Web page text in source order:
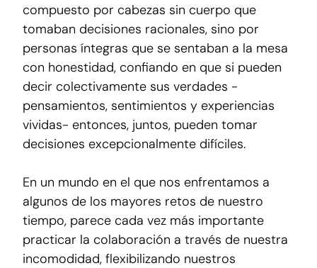
compuesto por cabezas sin cuerpo que
tomaban decisiones racionales, sino por
personas íntegras que se sentaban a la mesa
con honestidad, confiando en que si pueden
decir colectivamente sus verdades -
pensamientos, sentimientos y experiencias
vividas- entonces, juntos, pueden tomar
decisiones excepcionalmente difíciles.
En un mundo en el que nos enfrentamos a
algunos de los mayores retos de nuestro
tiempo, parece cada vez más importante
practicar la colaboración a través de nuestra
incomodidad, flexibilizando nuestros